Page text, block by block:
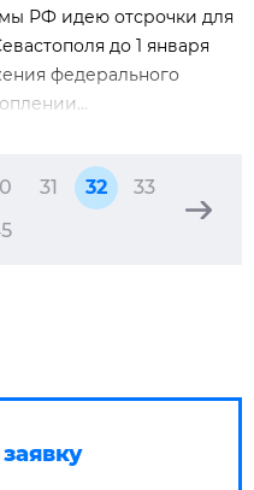
РФ идею отсрочки для
до 1 января
федерального
31 32
33